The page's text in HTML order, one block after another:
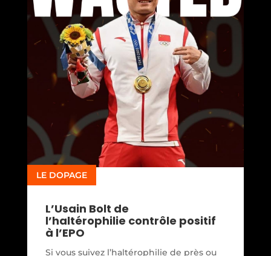
L’Usain Bolt de
l’haltérophilie contrôle positif
à l’EPO
LE DOPAGE
Si vous suivez l’haltérophilie de près ou